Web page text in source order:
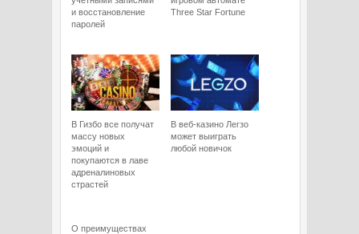
и восстановление
паролей
Three Star Fortune
В Гизбо все получат
массу новых
эмоций и
покупаются в лаве
адреналиновых
страстей
В веб-казино Легзо
может выиграть
любой новичок
О преимуществах